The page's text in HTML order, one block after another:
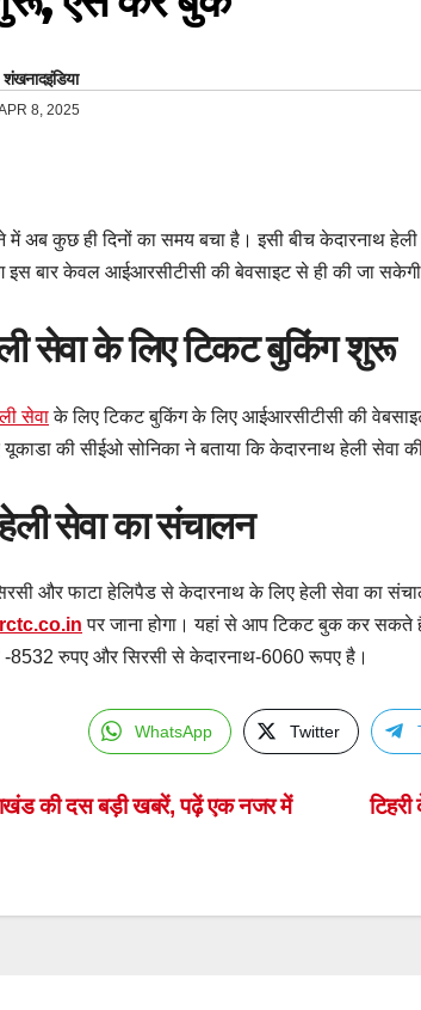
शंखनादइंडिया
8, 2025
में अब कुछ ही दिनों का समय बचा है। इसी बीच
इस बार केवल आईआरसीटीसी की बेवसाइट से ही की जा
सेवा के लिए टिकट बुकिंग शुरू
सेवाके लिए टिकट बुकिंग के लिए आईआरसीटीसी की
की सीईओ सोनिका ने बताया कि केदारनाथ हेली सेवा
सेवा का संचालन
और फाटा हेलिपैड से केदारनाथ के लिए हेली सेवा का
पर जाना होगा। यहां से आप टिकट बुक कर सकते
-8532 रुपए और सिरसी से केदारनाथ-6060 रूपए है।
WhatsApp Twitter
की दस बड़ी खबरें, पढ़ें एक नजर में